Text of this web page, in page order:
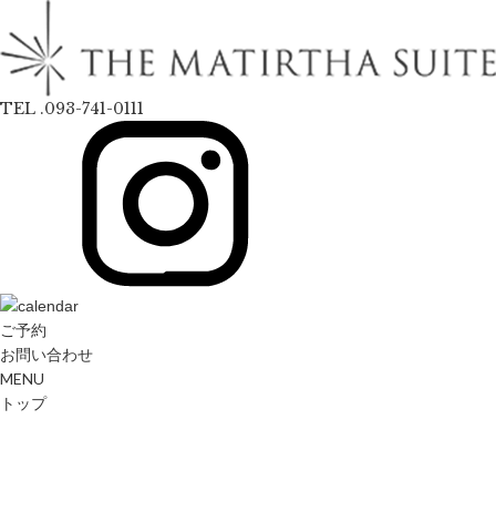
TEL .093-741-0111
ご予約
お問い合わせ
MENU
トップ